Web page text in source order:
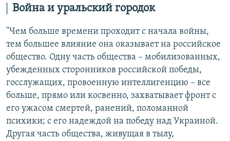
Война и уральский городок
"Чем больше времени проходит с начала войны,
тем большее влияние она оказывает на российское
общество. Одну часть общества – мобилизованных,
убежденных сторонников российской победы,
госслужащих, провоенную интеллигенцию – все
больше, прямо или косвенно, захватывает фронт с
его ужасом смертей, ранений, поломанной
психики; с его надеждой на победу над Украиной.
Другая часть общества, живущая в тылу,